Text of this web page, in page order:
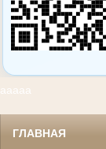
ааааа
ГЛАВНАЯ